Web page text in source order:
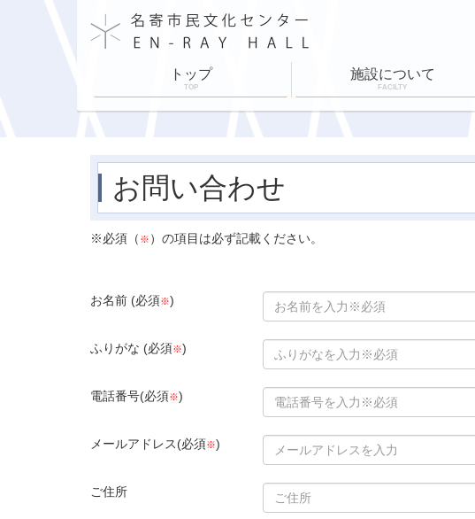
トップ
TOP
施設について
FACILTY
お問い合わせ
※必須（ ※ ）の項目は必ず記載ください。
お名前 (必須※)
ふりがな (必須※)
電話番号(必須※)
メールアドレス(必須※)
ご住所